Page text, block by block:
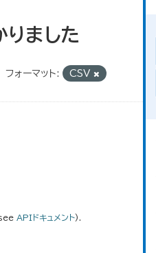
りました
フォーマット: CSV
APIドキュメント).